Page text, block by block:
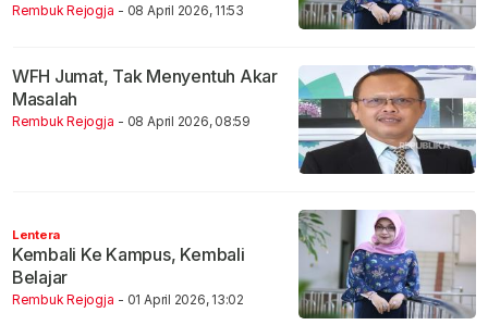
Rembuk Rejogja - 08 April 2026, 11:53
WFH Jumat, Tak Menyentuh Akar
Masalah
Rembuk Rejogja - 08 April 2026, 08:59
Lentera
Kembali Ke Kampus, Kembali
Belajar
Rembuk Rejogja - 01 April 2026, 13:02